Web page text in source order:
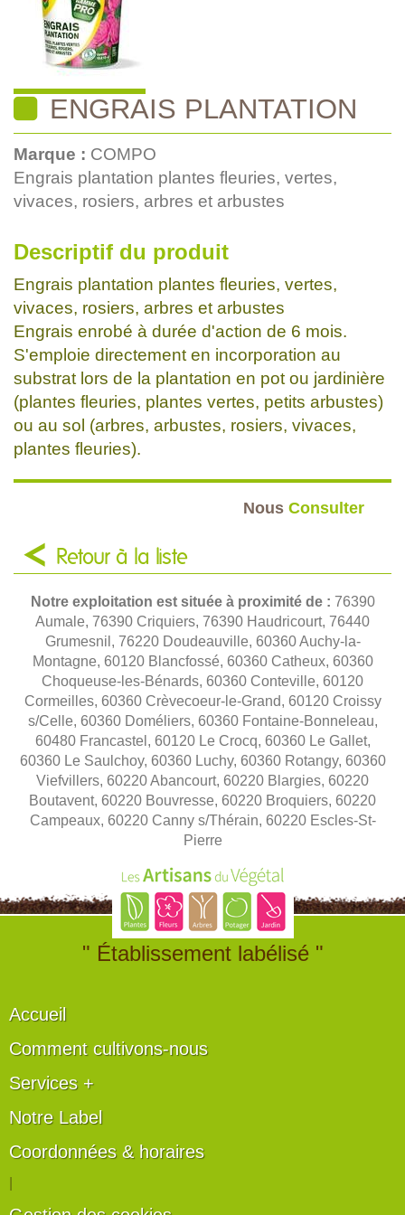
ENGRAIS PLANTATION
Marque : COMPO
Engrais plantation plantes fleuries, vertes,
vivaces, rosiers, arbres et arbustes
Descriptif du produit
Engrais plantation plantes fleuries, vertes,
vivaces, rosiers, arbres et arbustes
Engrais enrobé à durée d'action de 6 mois.
S'emploie directement en incorporation au
substrat lors de la plantation en pot ou jardinière
(plantes fleuries, plantes vertes, petits arbustes)
ou au sol (arbres, arbustes, rosiers, vivaces,
plantes fleuries).
Nous Consulter
Retour à la liste
Notre exploitation est située à proximité de : 76390
Aumale, 76390 Criquiers, 76390 Haudricourt, 76440
Grumesnil, 76220 Doudeauville, 60360 Auchy-la-
Montagne, 60120 Blancfossé, 60360 Catheux, 60360
Choqueuse-les-Bénards, 60360 Conteville, 60120
Cormeilles, 60360 Crèvecoeur-le-Grand, 60120 Croissy
s/Celle, 60360 Doméliers, 60360 Fontaine-Bonneleau,
60480 Francastel, 60120 Le Crocq, 60360 Le Gallet,
60360 Le Saulchoy, 60360 Luchy, 60360 Rotangy, 60360
Viefvillers, 60220 Abancourt, 60220 Blargies, 60220
Boutavent, 60220 Bouvresse, 60220 Broquiers, 60220
Campeaux, 60220 Canny s/Thérain, 60220 Escles-St-
Pierre
" Établissement labélisé "
Accueil
Comment cultivons-nous
Services +
Notre Label
Coordonnées & horaires